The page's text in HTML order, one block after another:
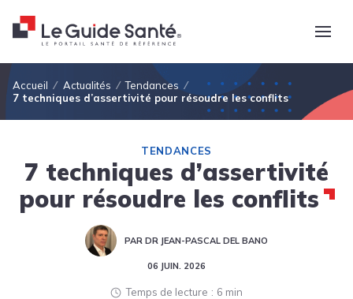
Fil d'Ariane
Accueil Actualités
Tendances
7 techniques d’assertivité pour résoudre les conflits
TENDANCES
7 techniques d’assertivité
pour résoudre les conflits
PAR DR JEAN-PASCAL DEL BANO
06 JUIN. 2026
Temps de lecture 6 min